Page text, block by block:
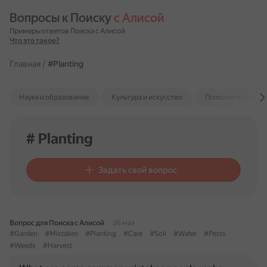
Вопросы к Поиску с Алисой
Примеры ответов Поиска с Алисой
Что это такое?
Главная / #Planting
Наука и образование Культура и искусство Психология и
# Planting
Задать свой вопрос
Вопрос для Поиска с Алисой
26 мая
#Garden
#Mistakes #Planting #Care #Soil #Water
#Pests
#Weeds
#Harvest